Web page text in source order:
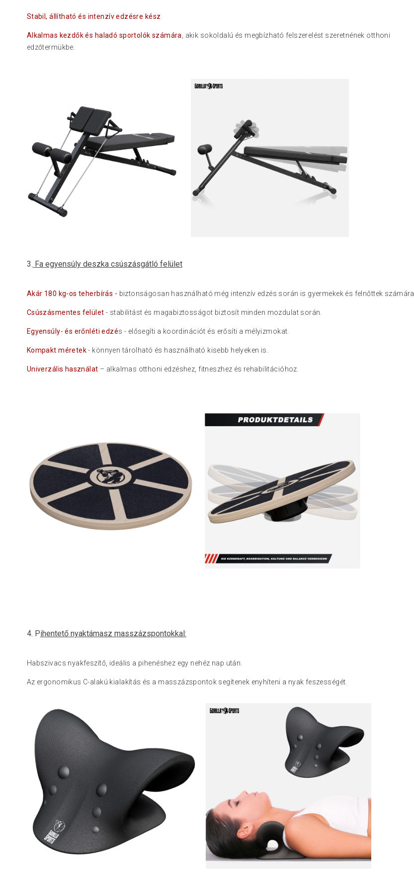
Stabil, állítható és intenzív edzésre kész
Alkalmas kezdők és haladó sportolók számára
, akik sokoldalú és megbízható felszerelést szeretnének otthoni
edzőtermükbe.
3. Fa egyensúly deszka csúszásgátló felület
Akár 180 kg-os teherbírás - biztonságosan használható még intenzív edzés során is gyermekek és felnőttek számára.
Csúszásmentes felület - stabilitást és magabiztosságot biztosít minden mozdulat során.
Egyensúly- és erőnléti edzés - elősegíti a koordinációt és erősíti a mélyizmokat.
Kompakt méretek- könnyen tárolható és használható kisebb helyeken is.
Univerzális használat – alkalmas otthoni edzéshez, fitneszhez és rehabilitációhoz.
4. Pihentető nyaktámasz masszázspontokkal:
Habszivacs nyakfeszítő, ideális a pihenéshez egy nehéz nap után.
Az ergonomikus C-alakú kialakítás és a masszázspontok segítenek enyhíteni a nyak feszességét.